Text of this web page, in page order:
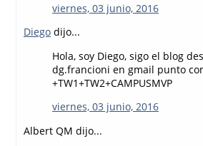
viernes, 03 junio, 2016
Diego dijo...
Hola, soy Diego, sigo el blog
dg.francioni en gmail punto
+TW1+TW2+CAMPUSMVP
viernes, 03 junio, 2016
Albert QM dijo...